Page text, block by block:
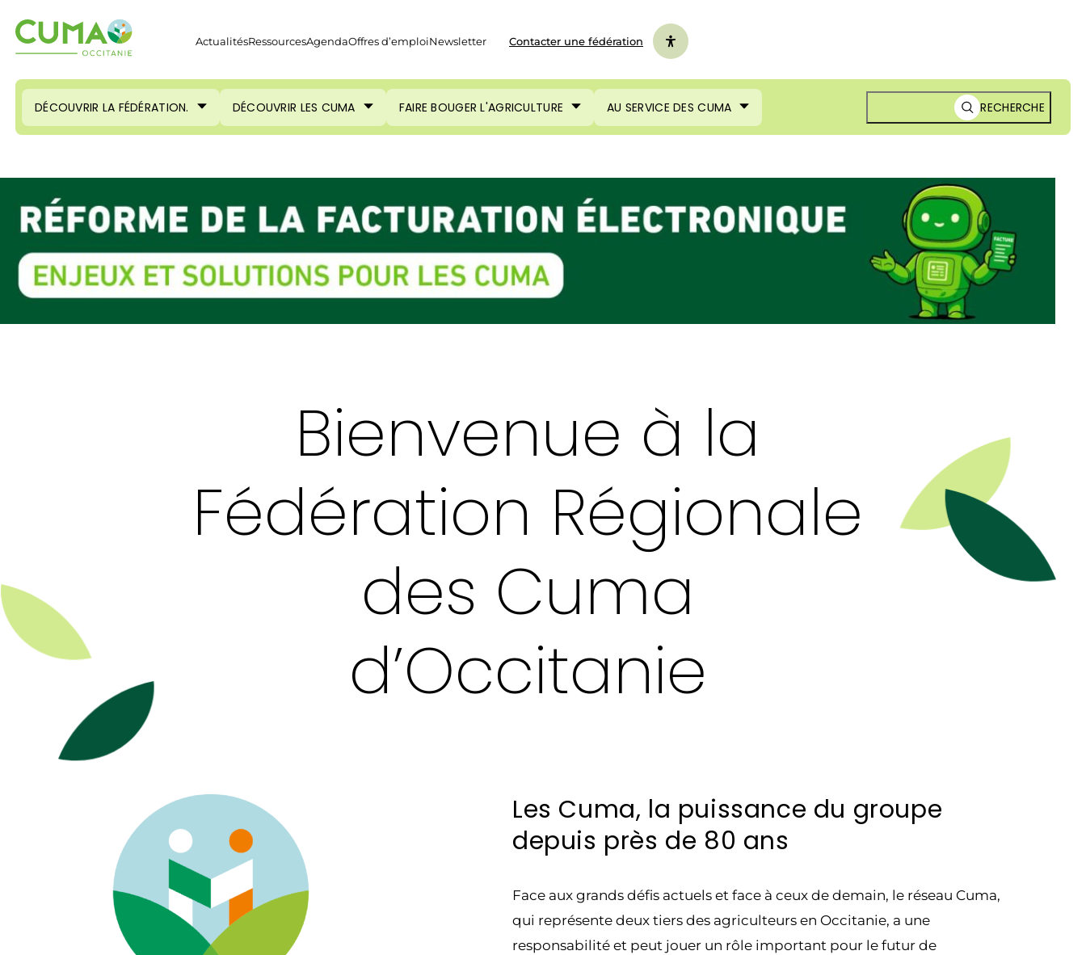
ActualitésRessourcesAgendaOffres d’emploiNewsletter Contacter une fédération
DÉCOUVRIR LA FÉDÉRATION. DÉCOUVRIR LES CUMA FAIRE BOUGER L'AGRICULTURE AU SERVICE DES CUMA RECHERCHE
Bienvenue à la
Fédération Régionale
des Cuma
d’Occitanie
Les Cuma, la puissance du groupe
depuis près de 80 ans
Face aux grands défis actuels et face à ceux de demain, le réseau Cuma,
qui représente deux tiers des agriculteurs en Occitanie, a une
responsabilité et peut jouer un rôle important pour le futur de